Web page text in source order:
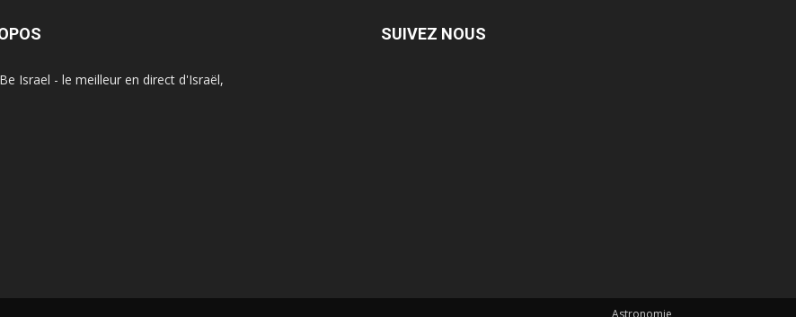
Israel - le meilleur en direct d'Israël,
SUIVEZ NOUS
Astronomie